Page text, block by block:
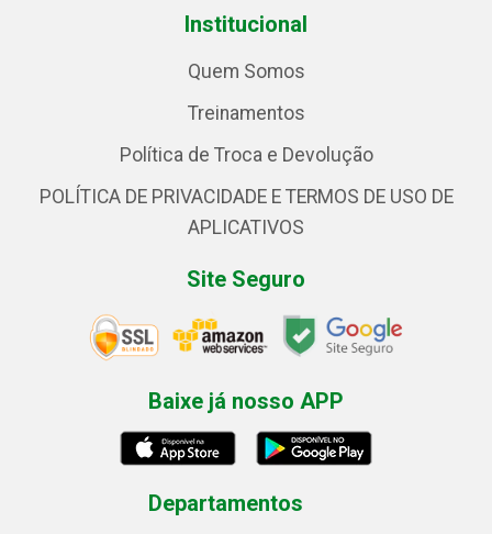
Institucional
Quem Somos
Treinamentos
Política de Troca e Devolução
POLÍTICA DE PRIVACIDADE E TERMOS DE USO DE
APLICATIVOS
Site Seguro
Baixe já nosso APP
Departamentos